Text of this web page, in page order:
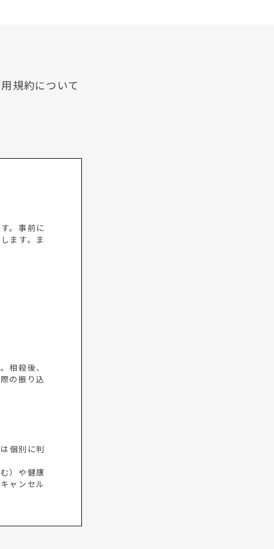
規約について
。事前に
ます。ま
相殺後、
の振り込
個別に判
）や健康
ャンセル